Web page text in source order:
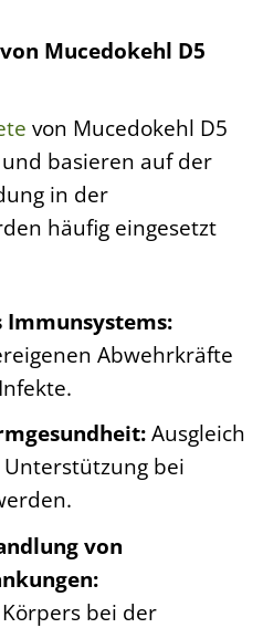
Mucedokehl D5
von Mucedokehl D5
basieren auf der
in der
häufig eingesetzt
Immunsystems:
Abwehrkräfte
Ausgleich
bei
von
bei der